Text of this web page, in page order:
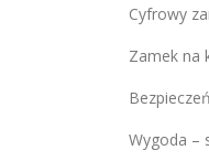
Cyfrowy
Zamek na
Wygoda –